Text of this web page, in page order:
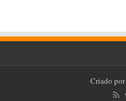
Criado por